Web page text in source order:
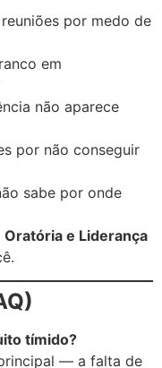
por medo de
em
não aparece
por não conseguir
sabe por onde
Oratória e Liderança
tímido?
— a falta de